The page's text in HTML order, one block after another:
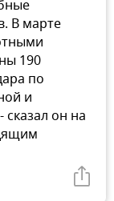
В марте
190
по
и
сказал он на